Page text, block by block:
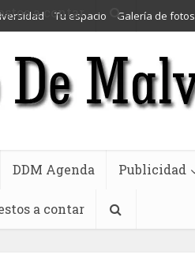
a contar
Tu espacio Galería de fotos
DDM Agenda Publicidad
a contar